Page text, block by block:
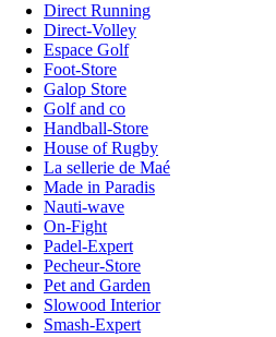
Direct Running
Direct-Volley
Espace Golf
Foot-Store
Galop Store
Golf and co
Handball-Store
House of Rugby
La sellerie de Maé
Made in Paradis
Nauti-wave
On-Fight
Padel-Expert
Pecheur-Store
Pet and Garden
Slowood Interior
Smash-Expert